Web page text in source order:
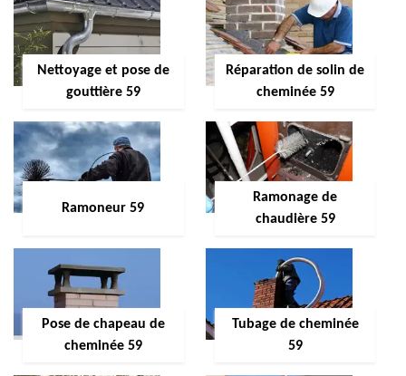
Nettoyage et pose de
gouttière 59
Réparation de solin de
cheminée 59
Ramoneur 59
Ramonage de
chaudière 59
Pose de chapeau de
cheminée 59
Tubage de cheminée
59